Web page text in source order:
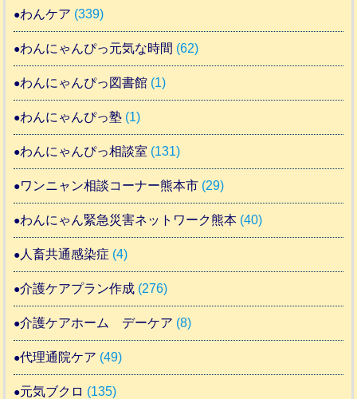
わんケア (339)
わんにゃんぴっ元気な時間 (62)
わんにゃんぴっ図書館 (1)
わんにゃんぴっ塾 (1)
わんにゃんぴっ相談室 (131)
ワンニャン相談コーナー熊本市 (29)
わんにゃん緊急災害ネットワーク熊本 (40)
人畜共通感染症 (4)
介護ケアプラン作成 (276)
介護ケアホーム デーケア (8)
代理通院ケア (49)
元気ブクロ (135)